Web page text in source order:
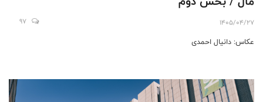
1405/04/27
97
عکاس: دانیال احمدی